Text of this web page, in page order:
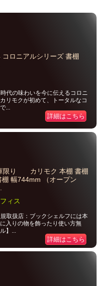
コロニアルシリーズ 書棚
時代の味わいを今に伝えるコロニ
リモクが初めて、トータルなコ
...
詳細はこちら
限り カリモク 本棚 書棚
棚 幅744mm （オープン
ィス
取扱店：ブックシェルフには本
入りの物を飾ったり使い方無
】...
詳細はこちら